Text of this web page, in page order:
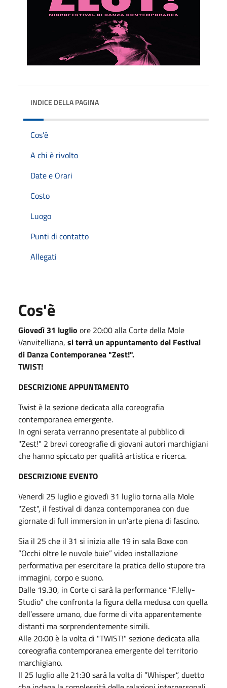
INDICE DELLA PAGINA
Cos'è
A chi è rivolto
Date e Orari
Costo
Luogo
Punti di contatto
Allegati
Cos'è
Giovedì 31 luglio ore 20:00 alla Corte della Mole
Vanvitelliana, si terrà un appuntamento del Festival
di Danza Contemporanea "Zest!".
TWIST!
DESCRIZIONE APPUNTAMENTO
Twist è la sezione dedicata alla coreografia
contemporanea emergente.
In ogni serata verranno presentate al pubblico di
"Zest!" 2 brevi coreografie di giovani autori marchigiani
che hanno spiccato per qualità artistica e ricerca.
DESCRIZIONE EVENTO
Venerdì 25 luglio e giovedì 31 luglio torna alla Mole
"Zest", il festival di danza contemporanea con due
giornate di full immersion in un'arte piena di fascino.
Sia il 25 che il 31 si inizia alle 19 in sala Boxe con
“Occhi oltre le nuvole buie” video installazione
performativa per esercitare la pratica dello stupore tra
immagini, corpo e suono.
Dalle 19.30, in Corte ci sarà la performance “F.Jelly-
Studio” che confronta la figura della medusa con quella
dell’essere umano, due forme di vita apparentemente
distanti ma sorprendentemente simili.
Alle 20:00 è la volta di "TWIST!" sezione dedicata alla
coreografia contemporanea emergente del territorio
marchigiano.
Il 25 luglio alle 21:30 sarà la volta di “Whisper”, duetto